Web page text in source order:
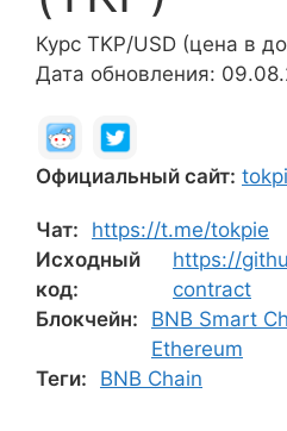
Курс TKP/USD (цена в
Дата обновления:
Официальный сайт:
Чат:
https://t.me/tokpie
Исходный
код:
https://
contract
Блокчейн:
BNB Smart
Ethereum
Теги:
BNB Chain